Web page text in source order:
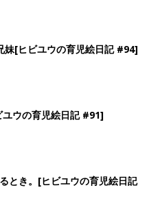
妹[ヒビユウの育児絵日記 #94]
ウの育児絵日記 #91]
とき。[ヒビユウの育児絵日記